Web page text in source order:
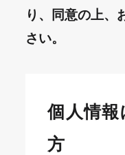
り、同意の上、
さい。
個人情報
方